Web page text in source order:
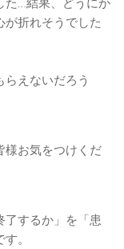
た…結果、どうにか
が折れそうでした
えないだろう
様お気をつけくだ
了するか」を「患
。